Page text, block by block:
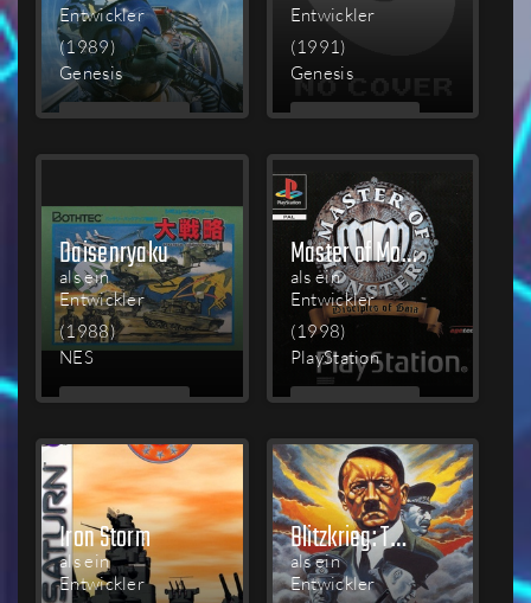
Entwickler
(1989)
Genesis
MEHR
Entwickler
(1991)
Genesis
MEHR
Daisenryaku
als ein
Entwickler
(1988)
NES
MEHR
Master of Monsters: Disciples of Gaia
als ein
Entwickler
(1998)
PlayStation
MEHR
Iron Storm
als ein
Entwickler
Blitzkrieg: Tōbu Sensen 1941~45
als ein
Entwickler